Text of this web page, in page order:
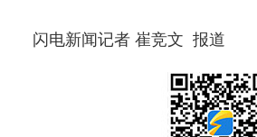
闪电新闻记者 崔竞文 报道